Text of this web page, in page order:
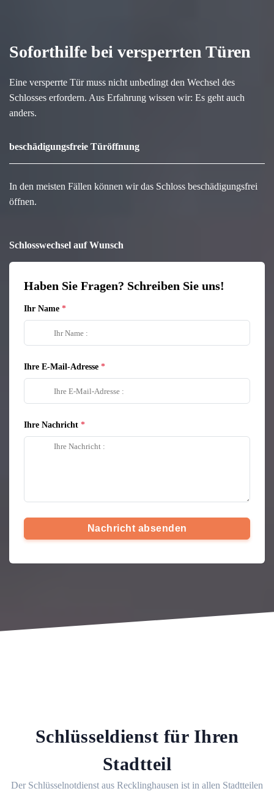
Soforthilfe bei versperrten Türen
Eine versperrte Tür muss nicht unbedingt den Wechsel des
Schlosses erfordern. Aus Erfahrung wissen wir: Es geht auch
anders.
beschädigungsfreie Türöffnung
In den meisten Fällen können wir das Schloss beschädigungsfrei
öffnen.
Schlosswechsel auf Wunsch
Haben Sie Fragen? Schreiben Sie uns!
Ihr Name
Ihre E-Mail-Adresse
Ihre Nachricht
Nachricht absenden
Schlüsseldienst für Ihren
Stadtteil
Der Schlüsselnotdienst aus Recklinghausen ist in allen Stadtteilen